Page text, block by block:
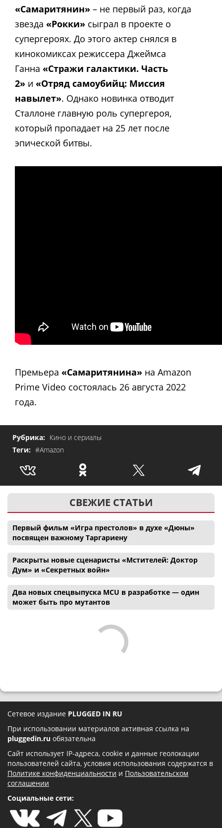
«Самаритянин» – не первый раз, когда
звезда «Рокки» сыграл в проекте о
супергероях. До этого актер снялся в
кинокомиксах режиссера Джеймса
Ганна «Стражи галактики. Часть
2» и «Отряд самоубийц: Миссия
навылет». Однако новинка отводит
Сталлоне главную роль супергероя,
который пропадает на 25 лет после
эпической битвы.
Премьера «Самаритянина» на Amazon
Prime Video состоялась 26 августа 2022
года.
Рубрика: Кино и сериалы
Теги: #Amazon
СВЕЖИЕ СТАТЬИ
Первый фильм «Игра престолов» в духе «Дюны»
посвящен важному Таргариену
Раскрыты новые сценаристы «Мстителей: Доктор
Дум» и «Секретных войн»
Два новых спецвыпуска MCU в разработке — один
может быть про мутантов
Сетевое издание PLUGGED IN RU
При использовании материалов активная ссылка на
pluggedin.ru обязательна
Сайт использует IP-адреса, cookie и данные геолокации
пользователей сайта, условия использования содержатся в
Политике конфиденциальности и Пользовательском
соглашении
Социальные сети: